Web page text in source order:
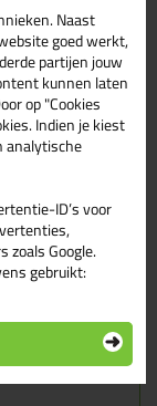
in
Gevonden!
C43 is te
professioneel en
is. Bestel de
nog!
van dit
Naast
goed werkt,
partijen jouw
kunnen laten
op "Cookies
Indien je kiest
analytische
ID’s voor
Google.
gebruikt: